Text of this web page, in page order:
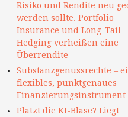
Risiko und Rendite neu
werden sollte. Portfolio
Insurance und Long-Tail-
Hedging verheißen eine
Überrendite
Substanzgenussrechte –
flexibles, punktgenaues
Finanzierungsinstrument
Platzt die KI-Blase? Liegt